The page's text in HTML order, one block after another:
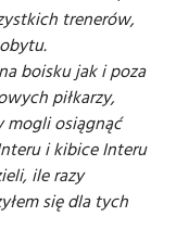
trenerów,
boisku jak i poza
piłkarzy,
mogli osiągnąć
i kibice Interu
ile razy
się dla tych